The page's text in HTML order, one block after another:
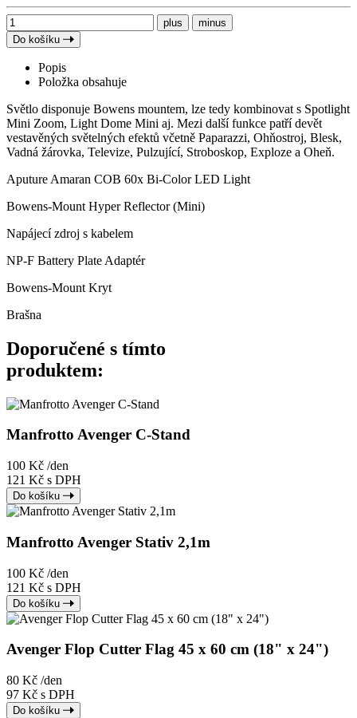
plus
minus
Do košíku
Popis
Položka obsahuje
Světlo disponuje Bowens mountem, lze tedy kombinovat s Spotlight
Mini Zoom, Light Dome Mini aj. Mezi další funkce patří devět
vestavěných světelných efektů včetně Paparazzi, Ohňostroj, Blesk,
Vadná žárovka, Televize, Pulzující, Stroboskop, Exploze a Oheň.
Aputure Amaran COB 60x Bi-Color LED Light
Bowens-Mount Hyper Reflector (Mini)
Napájecí zdroj s kabelem
NP-F Battery Plate Adaptér
Bowens-Mount Kryt
Brašna
Doporučené s tímto
produktem:
Manfrotto Avenger C-Stand
100 Kč /den
121 Kč s DPH
Do košíku
Manfrotto Avenger Stativ 2,1m
100 Kč /den
121 Kč s DPH
Do košíku
Avenger Flop Cutter Flag 45 x 60 cm (18" x 24")
80 Kč /den
97 Kč s DPH
Do košíku